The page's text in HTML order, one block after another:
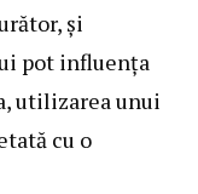
și
pot influența
utilizarea unui
cu o